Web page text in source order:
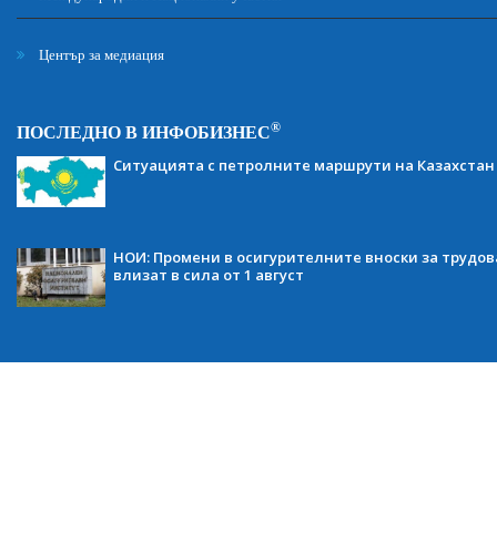
Център за медиация
ПОСЛЕДНО В ИНФОБИЗНЕС®
Ситуацията с петролните маршрути на Казахстан
НОИ: Промени в осигурителните вноски за
влизат в сила от 1 август